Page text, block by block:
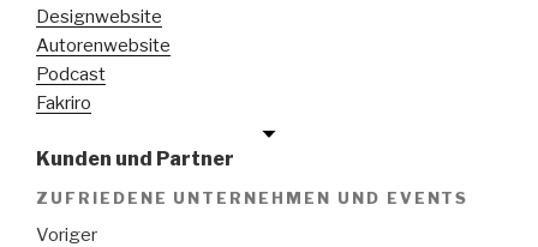
Designwebsite
Autorenwebsite
Podcast
Fakriro
Kunden und Partner
ZUFRIEDENE UNTERNEHMEN UND EVENTS
Voriger